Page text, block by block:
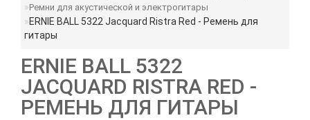
Ремни для акустической и электрогитары
ERNIE BALL 5322 Jacquard Ristra Red - Ремень для
гитары
ERNIE BALL 5322
JACQUARD RISTRA RED -
РЕМЕНЬ ДЛЯ ГИТАРЫ